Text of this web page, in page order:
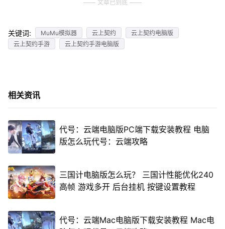
文章已到底
关键词: MuMu模拟器 云上契约
云上契约电脑版
云上契约手游
云上契约手游电脑版
相关资讯
代号：云端电脑版PC端下载安装教程 电脑
版怎么玩代号：云端攻略
三国计电脑版怎么玩？ 三国计性能优化240
高帧 游戏多开 后台挂机 按键设置教程
代号：云端Mac电脑版下载安装教程 Mac电